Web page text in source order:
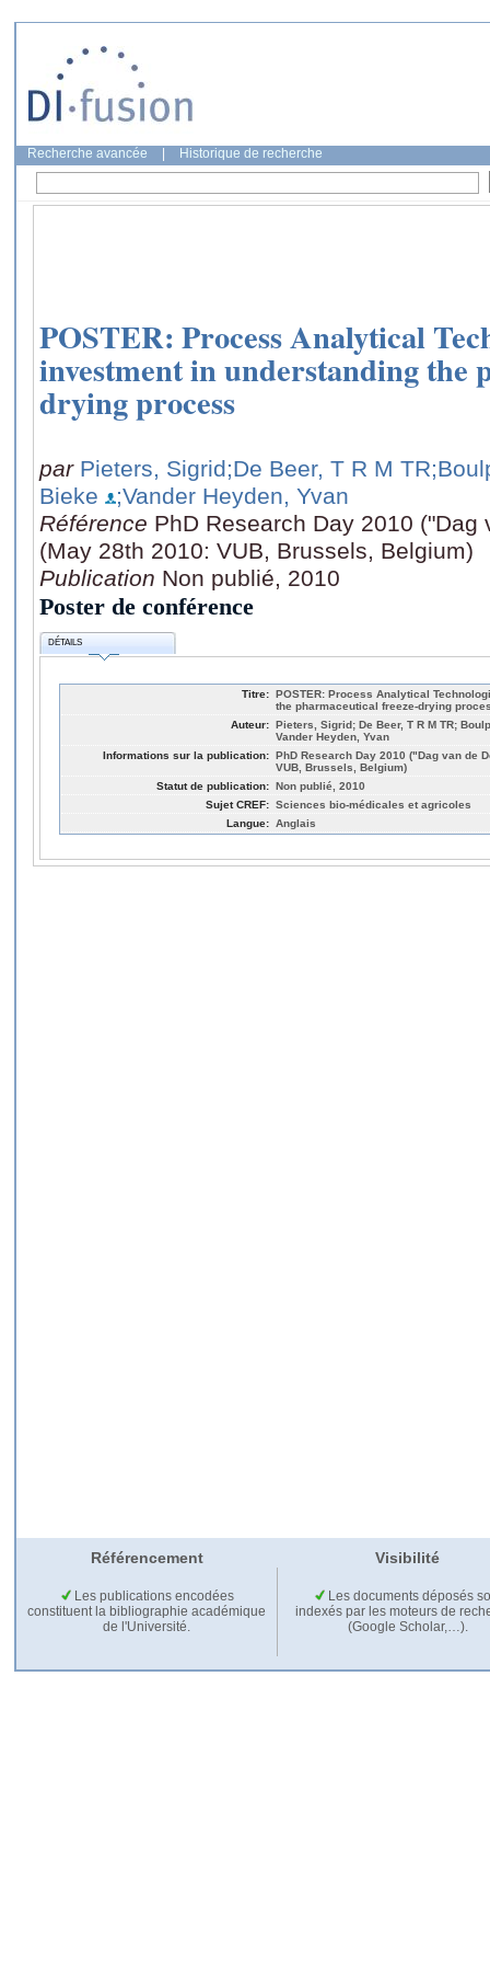
Recherche avancée Historique de recherche
POSTER: Process Analytical
investment in understanding the
drying process
par Pieters, Sigrid;De Beer, T R M TR
Bieke
;Vander Heyden, Yvan
Référence PhD Research Day 2010
(May 28th 2010: VUB, Brussels, Belgium)
Publication Non publié, 2010
Poster de conférence
DÉTAILS
Titre: POSTER: Process Analytical
the pharmaceutical freeze-drying
Auteur: Pieters, Sigrid; De Beer, T R M TR;
Vander Heyden, Yvan
Informations sur la publication: PhD Research Day 2010 ("Dag van de
VUB, Brussels, Belgium)
Statut de publication: Non publié, 2010
Sujet CREF: Sciences bio-médicales et agricoles
Langue: Anglais
Référencement Visibilité
Les publications encodées
constituent la bibliographie académique
de l'Université.
Les documents déposés
indexés par les moteurs de
(Google Scholar,…).